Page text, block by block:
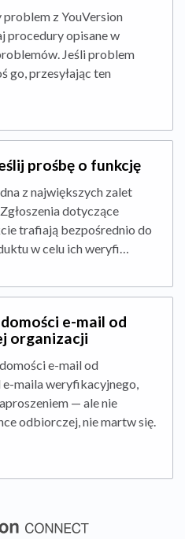
z YouVersion
procedury opisane w
Jeśli problem
go, przesyłając ten
prośbę o funkcję
z największych zalet
dotyczące
trafiają bezpośrednio do
w celu ich weryfi…
e-mail od
organizacji
e-mail od
e-maila weryfikacyjnego,
— ale nie
odbiorczej, nie martw się.
(opens in a